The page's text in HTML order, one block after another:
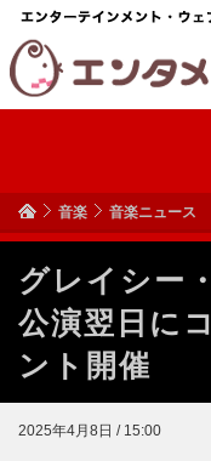
音楽 音楽ニュース
グレイシー
公演翌日に
ント開催
2025年4月8日 / 15:00